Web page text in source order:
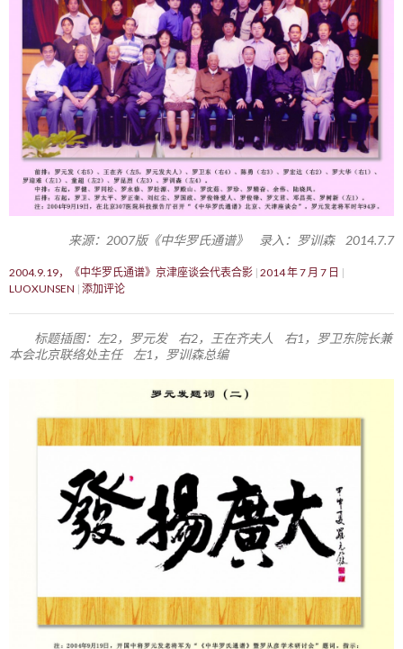
来源：2007版《中华罗氏通谱》 录入：罗训森 2014.7.7
2004.9.19，《中华罗氏通谱》京津座谈会代表合影 2014 年 7 月 7 日
LUOXUNSEN 添加评论
标题插图：左2，罗元发 右2，王在齐夫人 右1，罗卫东院长兼
本会北京联络处主任 左1，罗训森总编